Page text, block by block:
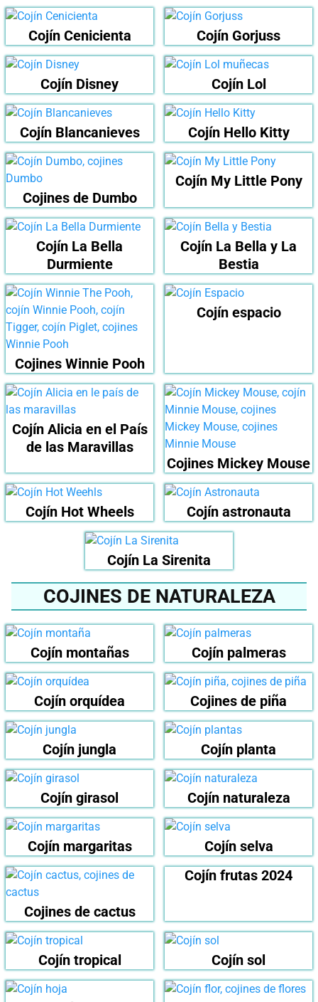
Cojín Cenicienta Cojín Gorjuss
Cojín Disney Cojín Lol
Cojín Blancanieves Cojín Hello Kitty
Cojines de Dumbo
Cojín My Little Pony
Cojín La Bella
Durmiente
Cojín La Bella y La
Bestia
Cojines Winnie Pooh
Cojín espacio
Cojín Alicia en el País
de las Maravillas
Cojines Mickey Mouse
Cojín Hot Wheels Cojín astronauta
Cojín La Sirenita
COJINES DE NATURALEZA
Cojín montañas Cojín palmeras
Cojín orquídea Cojines de piña
Cojín jungla Cojín planta
Cojín girasol Cojín naturaleza
Cojín margaritas Cojín selva
Cojines de cactus
Cojín frutas 2024
Cojín tropical Cojín sol